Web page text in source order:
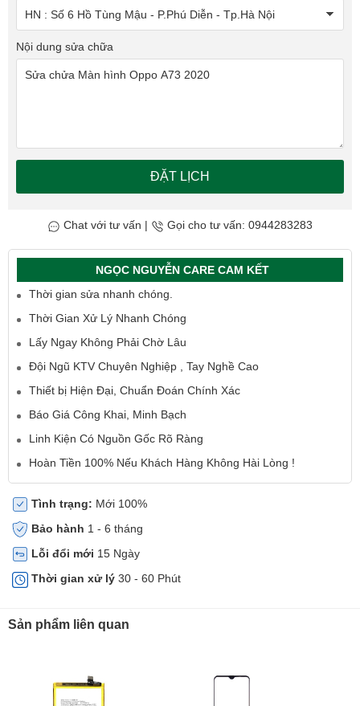
Nội dung sửa chữa
ĐẶT LỊCH
Chat với tư vấn | Gọi cho tư vấn: 0944283283
NGỌC NGUYỄN CARE CAM KẾT
Thời gian sửa nhanh chóng.
Thời Gian Xử Lý Nhanh Chóng
Lấy Ngay Không Phải Chờ Lâu
Đội Ngũ KTV Chuyên Nghiệp , Tay Nghề Cao
Thiết bị Hiện Đại, Chuẩn Đoán Chính Xác
Báo Giá Công Khai, Minh Bạch
Linh Kiện Có Nguồn Gốc Rõ Ràng
Hoàn Tiền 100% Nếu Khách Hàng Không Hài Lòng !
Tình trạng: Mới 100%
Bảo hành 1 - 6 tháng
Lỗi đổi mới 15 Ngày
Thời gian xử lý 30 - 60 Phút
Sản phẩm liên quan